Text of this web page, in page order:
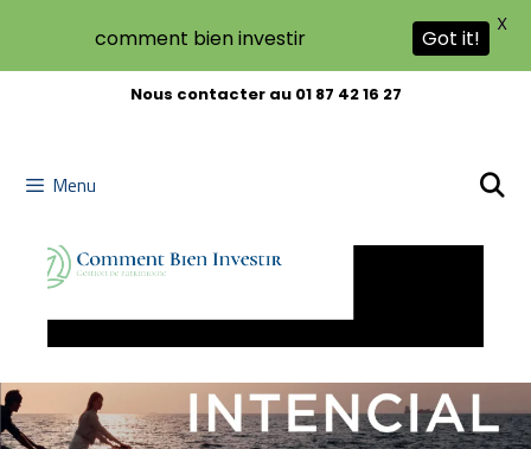
Nous contacter au 01 87 42 16 27
Menu
comment bien investir Got it!
X